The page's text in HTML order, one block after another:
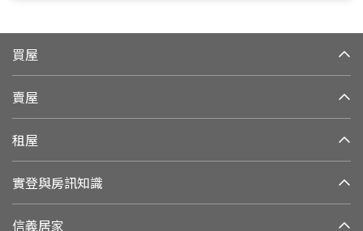
買屋
賣屋
租屋
實登與房訊知識
信義居家